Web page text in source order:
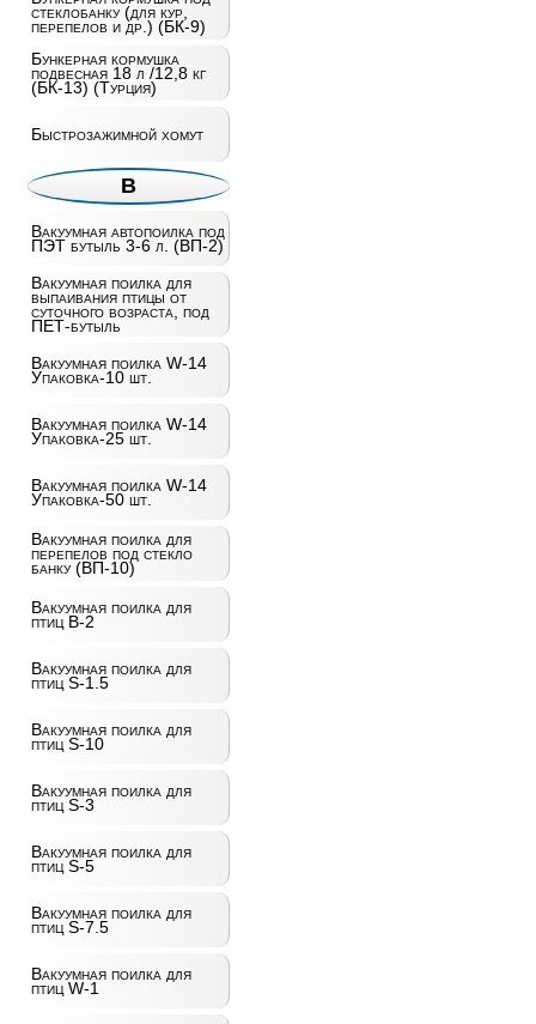
стеклобанку (для кур,
перепелов и др.) (БК-9)
Бункерная кормушка
подвесная 18 л /12,8 кг
(БК-13) (Турция)
Быстрозажимной хомут
В
Вакуумная автопоилка под
ПЭТ бутыль 3-6 л. (ВП-2)
Вакуумная поилка для
выпаивания птицы от
суточного возраста, под
ПЕТ-бутыль
Вакуумная поилка W-14
Упаковка-10 шт.
Вакуумная поилка W-14
Упаковка-25 шт.
Вакуумная поилка W-14
Упаковка-50 шт.
Вакуумная поилка для
перепелов под стекло
банку (ВП-10)
Вакуумная поилка для
птиц B-2
Вакуумная поилка для
птиц S-1.5
Вакуумная поилка для
птиц S-10
Вакуумная поилка для
птиц S-3
Вакуумная поилка для
птиц S-5
Вакуумная поилка для
птиц S-7.5
Вакуумная поилка для
птиц W-1